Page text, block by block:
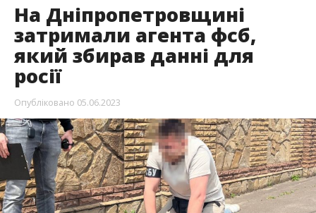
На Дніпропетровщині
затримали агента фсб,
який збирав данні для
росії
Опубліковано 05.06.2023